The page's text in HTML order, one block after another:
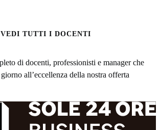
VEDI TUTTI I DOCENTI
di docenti, professionisti e manager che
all’eccellenza della nostra offerta